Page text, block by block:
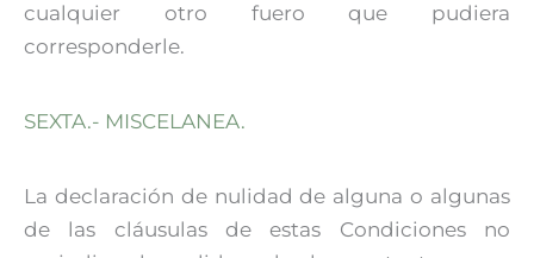
cualquier otro fuero que pudiera
corresponderle.
SEXTA.- MISCELANEA.
La declaración de nulidad de alguna o algunas
de las cláusulas de estas Condiciones no